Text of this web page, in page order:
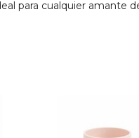
para cualquier amante